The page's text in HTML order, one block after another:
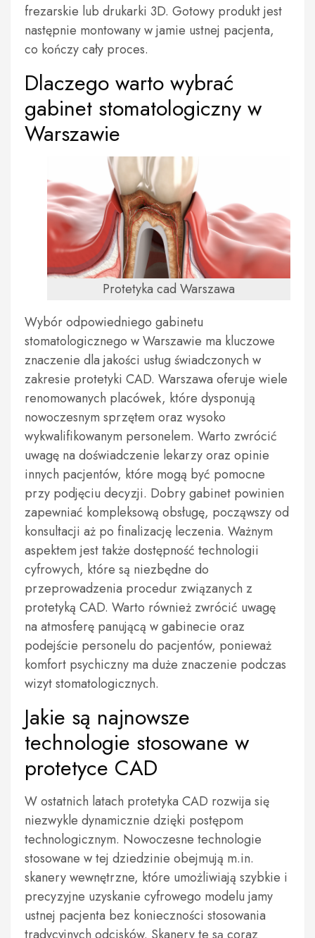
frezarskie lub drukarki 3D. Gotowy produkt jest
następnie montowany w jamie ustnej pacjenta,
co kończy cały proces.
Dlaczego warto wybrać
gabinet stomatologiczny w
Warszawie
Protetyka cad Warszawa
Wybór odpowiedniego gabinetu
stomatologicznego w Warszawie ma kluczowe
znaczenie dla jakości usług świadczonych w
zakresie protetyki CAD. Warszawa oferuje wiele
renomowanych placówek, które dysponują
nowoczesnym sprzętem oraz wysoko
wykwalifikowanym personelem. Warto zwrócić
uwagę na doświadczenie lekarzy oraz opinie
innych pacjentów, które mogą być pomocne
przy podjęciu decyzji. Dobry gabinet powinien
zapewniać kompleksową obsługę, począwszy od
konsultacji aż po finalizację leczenia. Ważnym
aspektem jest także dostępność technologii
cyfrowych, które są niezbędne do
przeprowadzenia procedur związanych z
protetyką CAD. Warto również zwrócić uwagę
na atmosferę panującą w gabinecie oraz
podejście personelu do pacjentów, ponieważ
komfort psychiczny ma duże znaczenie podczas
wizyt stomatologicznych.
Jakie są najnowsze
technologie stosowane w
protetyce CAD
W ostatnich latach protetyka CAD rozwija się
niezwykle dynamicznie dzięki postępom
technologicznym. Nowoczesne technologie
stosowane w tej dziedzinie obejmują m.in.
skanery wewnętrzne, które umożliwiają szybkie i
precyzyjne uzyskanie cyfrowego modelu jamy
ustnej pacjenta bez konieczności stosowania